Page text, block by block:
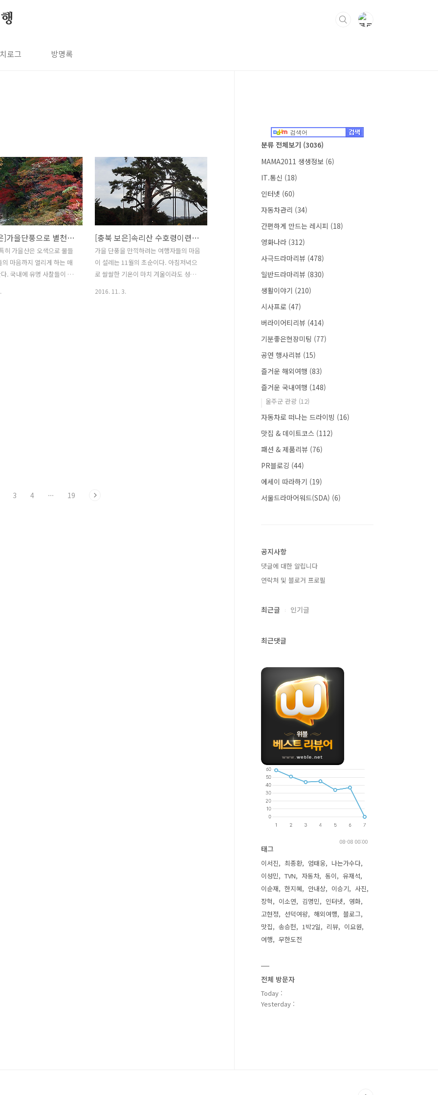
로그 방명록
[충북 보은]가을단풍으로 별천지를 이룬 '속리산 법주사'
히 가을산은 오색으로 물들
의 마음까지 열리게 하는 매
. 국내에 유명 사찰들이 위
[충북 보은]속리산 수호령이련가 '보은 정이품송'
가을 단풍을 만끽하려는 여행자들의 마음
이 설레는 11월의 초순이다. 아침저녁으
로 쌀쌀한 기온이 마치 겨울이라도 성큼
2016. 11. 3.
3 4 ··· 19
분류 전체보기 (3036)
MAMA2011 생생정보 (6)
IT.통신 (18)
인터넷 (60)
자동차관리 (34)
간편하게 만드는 레시피 (18)
영화나라 (312)
사극드라마리뷰 (478)
일반드라마리뷰 (830)
생활이야기 (210)
시사프로 (47)
버라이어티리뷰 (414)
기분좋은현장미팅 (77)
공연 행사리뷰 (15)
즐거운 해외여행 (83)
즐거운 국내여행 (148)
울주군 관광 (12)
자동차로 떠나는 드라이빙 (16)
맛집 & 데이트코스 (112)
패션 & 제품리뷰 (76)
PR블로깅 (44)
에세이 따라하기 (19)
서울드라마어워드(SDA) (6)
공지사항
댓글에 대한 알립니다
연락처 및 블로거 프로필
최근글 인기글
최근댓글
08-08 00:00
태그
이서진 최종환 엄태웅
나는가수다
이성민
TVN 자동차 동이
유재석
이순재
한지혜 안내상 이승기
사진
장혁
이소연 김명민 인터넷
영화
고현정
선덕여왕 해외여행
블로그
맛집
송승헌 1박2일 리뷰
이요원
여행
무한도전
전체 방문자
Today :
Yesterday :